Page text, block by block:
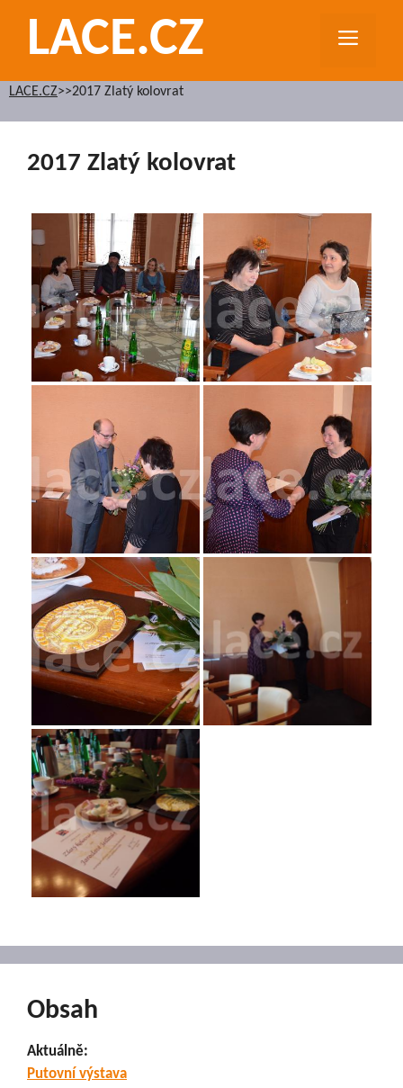
obsahLACE.CZ
LACE.CZ>>2017 Zlatý kolovrat
2017 Zlatý kolovrat
Obsah
Aktuálně:
Putovní výstava